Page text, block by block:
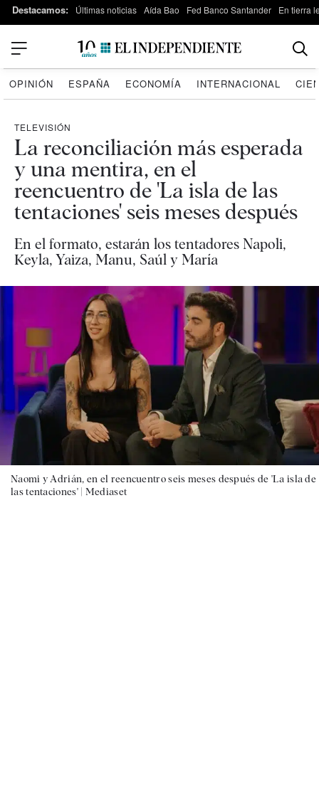
Destacamos: Últimas noticias Aída Bao Fed Banco Santander En tierra
OPINIÓN ESPAÑA ECONOMÍA INTERNACIONAL
TELEVISIÓN
La reconciliación más esperada
y una mentira, en el
reencuentro de 'La isla de las
tentaciones' seis meses después
En el formato, estarán los tentadores Napoli,
Keyla, Yaiza, Manu, Saúl y María
Naomi y Adrián, en el reencuentro seis meses después de 'La isla de
las tentaciones' | Mediaset